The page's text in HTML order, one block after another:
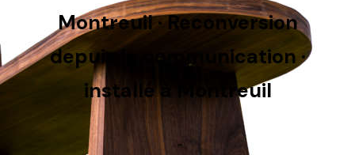
Montreuil · Reconversion
depuis la communication ·
installé à Montreuil